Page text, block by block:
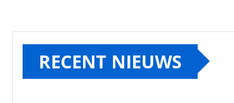
RECENT NIEUWS